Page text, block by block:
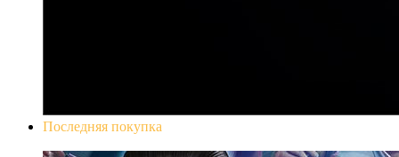
Последняя покупка